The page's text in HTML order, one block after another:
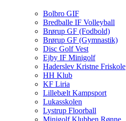
Bolbro GIF
Bredballe IF Volleyball
Brørup GF (Fodbold)
Brørup GF (Gymnastik)
Disc Golf Vest
Ejby IF Minigolf
Haderslev Kristne Friskole
HH Klub
KF Liria
Lillebælt Kampsport
Lukasskolen
Lystrup Floorball
Minigolf Klubben Rønne